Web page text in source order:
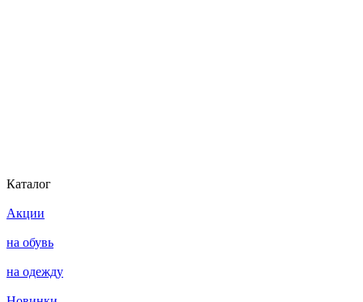
Каталог
Акции
на обувь
на одежду